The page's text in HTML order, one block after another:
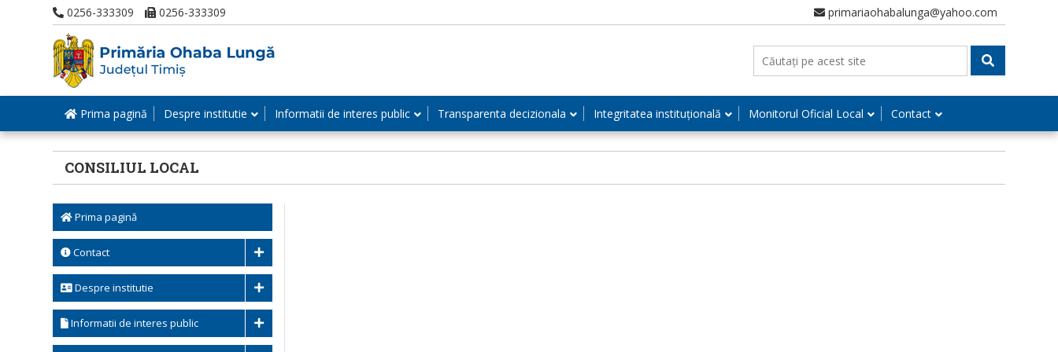
0256-333309 0256-333309 primariaohabalunga@yahoo.com
Prima pagină Despre institutie Informatii de interes public Transparenta decizionala Integritatea instituțională Monitorul Oficial Local Contact
CONSILIUL LOCAL
Prima pagină
Contact
Despre institutie
Informatii de interes public